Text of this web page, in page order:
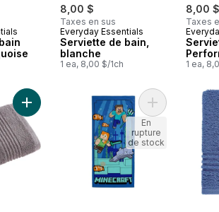
8,00 $
Taxes en sus
Everyday Essentials
Serviette de bain,
blanche
1 ea, 8,00 $/1ch
8,00 $
Taxes
1 ea,
panierAjouter Serviette de bain Perform, noix
Ajouter
En
rupture
de stock